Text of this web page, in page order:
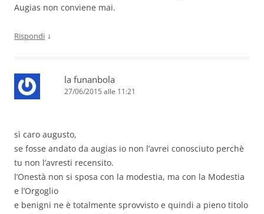
Augias non conviene mai.
Rispondi ↓
la funanbola
27/06/2015 alle 11:21
sì caro augusto,
se fosse andato da augias io non l’avrei conosciuto perchè
tu non l’avresti recensito.
l’Onestà non si sposa con la modestia, ma con la Modestia
e l’Orgoglio
e benigni ne è totalmente sprovvisto e quindi a pieno titolo